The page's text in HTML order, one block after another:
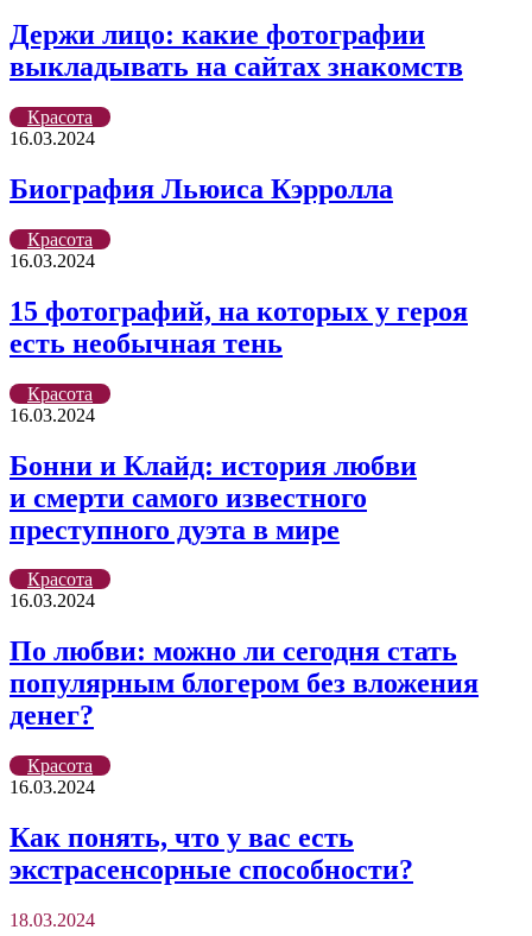
Держи лицо: какие фотографии
выкладывать на сайтах знакомств
Красота
16.03.2024
Биография Льюиса Кэрролла
Красота
16.03.2024
15 фотографий, на которых у героя
есть необычная тень
Красота
16.03.2024
Бонни и Клайд: история любви
и смерти самого известного
преступного дуэта в мире
Красота
16.03.2024
По любви: можно ли сегодня стать
популярным блогером без вложения
денег?
Красота
16.03.2024
Как понять, что у вас есть
экстрасенсорные способности?
18.03.2024